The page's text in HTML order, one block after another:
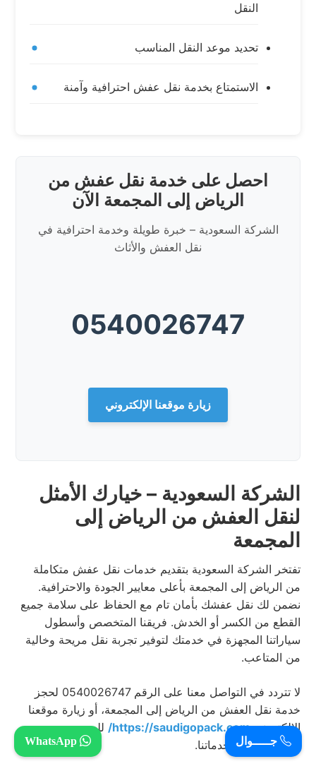
النقل
تحديد موعد النقل المناسب
الاستمتاع بخدمة نقل عفش احترافية وآمنة
احصل على خدمة نقل عفش من
الرياض إلى المجمعة الآن
الشركة السعودية – خبرة طويلة وخدمة احترافية في
نقل العفش والأثاث
0540026747
زيارة موقعنا الإلكتروني
الشركة السعودية – خيارك الأمثل
لنقل العفش من الرياض إلى
المجمعة
تفتخر الشركة السعودية بتقديم خدمات نقل عفش متكاملة
من الرياض إلى المجمعة بأعلى معايير الجودة والاحترافية.
نضمن لك نقل عفشك بأمان تام مع الحفاظ على سلامة جميع
القطع من الكسر أو الخدش. فريقنا المتخصص وأسطول
سياراتنا المجهزة في خدمتك لتوفير تجربة نقل مريحة وخالية
من المتاعب.
لا تتردد في التواصل معنا على الرقم 0540026747 لحجز
خدمة نقل العفش من الرياض إلى المجمعة، أو زيارة موقعنا
الإلكترونيhttps://saudigopack.com/ للمزيد من
المعلومات عن خدماتنا.
جـــــوال